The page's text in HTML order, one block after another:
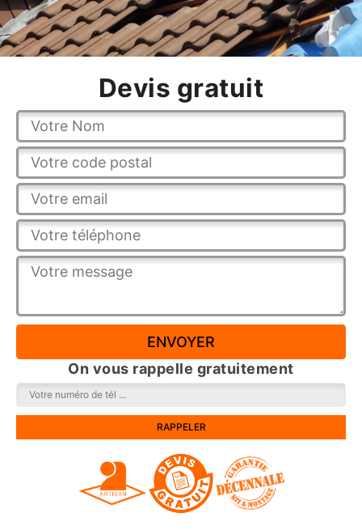
Devis gratuit
On vous rappelle gratuitement